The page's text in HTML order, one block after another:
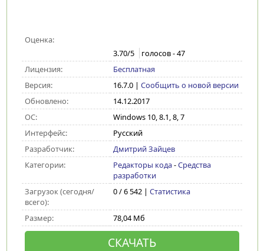
Оценка:
3.70/5 голосов -47
Лицензия:
Бесплатная
Версия:
16.7.0| Сообщить о новой версии
Обновлено:
14.12.2017
ОС:
Windows 10, 8.1, 8, 7
Интерфейс:
Русский
Разработчик:
Дмитрий Зайцев
Категории:
Редакторы кода-Средства
разработки
Загрузок (сегодня/
всего):
0 / 6 542 | Статистика
Размер: 78,04 Мб
СКАЧАТЬ